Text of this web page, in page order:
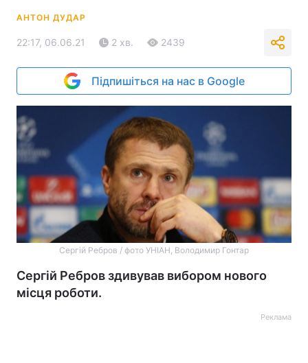
АНТОН ДУДАР
22:17, 06.06.21 2 хв. 2439
Підпишіться на нас в Google
Сергій Ребров / фото УНІАН, Володимир Гонтар
Сергій Ребров здивував вибором нового
місця роботи.
Реклама